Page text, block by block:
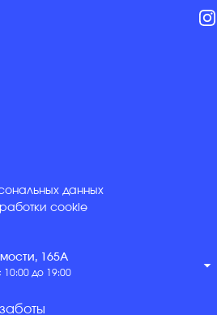
данных
cookie
165А
10:00 до 19:00
arrow_drop_down